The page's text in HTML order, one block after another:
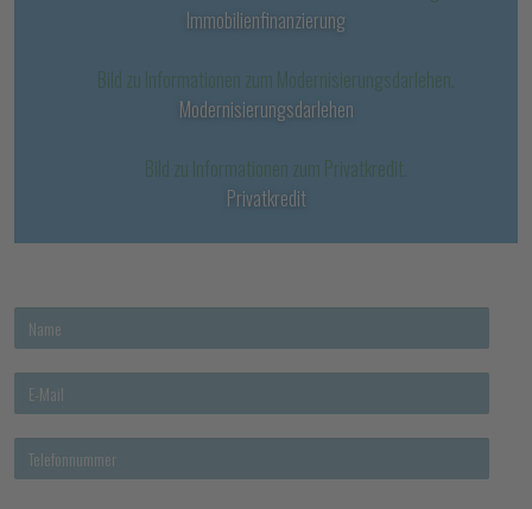
Immobilienfinanzierung
Modernisierungsdarlehen
Privatkredit